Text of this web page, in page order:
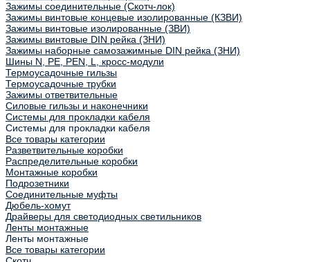
Зажимы соединительные (Скотч-лок)
Зажимы винтовые концевые изолированные (КЗВИ)
Зажимы винтовые изолированные (ЗВИ)
Зажимы винтовые DIN рейка (ЗНИ)
Зажимы наборные самозажимные DIN рейка (ЗНИ)
Шины N, PE, PEN, L, кросс-модули
Термоусадочные гильзы
Термоусадочные трубки
Зажимы ответвительные
Силовые гильзы и наконечники
Системы для прокладки кабеля
Системы для прокладки кабеля
Все товары категории
Разветвительные коробки
Распределительные коробки
Монтажные коробки
Подрозетники
Соединительные муфты
Дюбель-хомут
Драйверы для светодиодных светильников
Ленты монтажные
Ленты монтажные
Все товары категории